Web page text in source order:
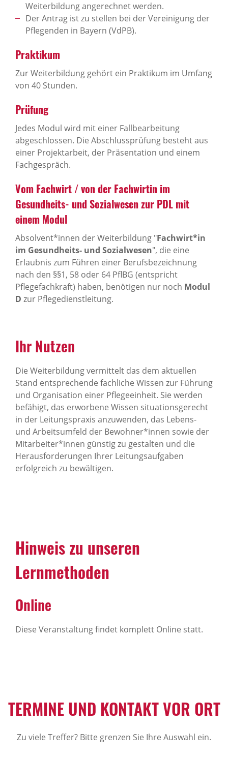
Weiterbildung angerechnet werden.
Der Antrag ist zu stellen bei der Vereinigung der
Pflegenden in Bayern (VdPB).
Praktikum
Zur Weiterbildung gehört ein Praktikum im Umfang
von 40 Stunden.
Prüfung
Jedes Modul wird mit einer Fallbearbeitung
abgeschlossen. Die Abschlussprüfung besteht aus
einer Projektarbeit, der Präsentation und einem
Fachgespräch.
Vom Fachwirt / von der Fachwirtin im
Gesundheits- und Sozialwesen zur PDL mit
einem Modul
Absolvent*innen der Weiterbildung "Fachwirt*in
im Gesundheits- und Sozialwesen", die eine
Erlaubnis zum Führen einer Berufsbezeichnung
nach den §§1, 58 oder 64 PflBG (entspricht
Pflegefachkraft) haben, benötigen nur noch Modul
D zur Pflegedienstleitung.
Ihr Nutzen
Die Weiterbildung vermittelt das dem aktuellen
Stand entsprechende fachliche Wissen zur Führung
und Organisation einer Pflegeeinheit. Sie werden
befähigt, das erworbene Wissen situationsgerecht
in der Leitungspraxis anzuwenden, das Lebens-
und Arbeitsumfeld der Bewohner*innen sowie der
Mitarbeiter*innen günstig zu gestalten und die
Herausforderungen Ihrer Leitungsaufgaben
erfolgreich zu bewältigen.
Hinweis zu unseren
Lernmethoden
Online
Diese Veranstaltung findet komplett Online statt.
TERMINE UND KONTAKT VOR ORT
Zu viele Treffer? Bitte grenzen Sie Ihre Auswahl ein.